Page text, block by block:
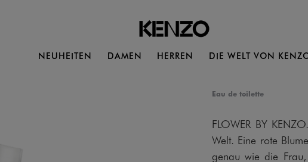
NEUHEITEN DAMEN HERREN DIE WELT VON
Eau de toilette
FLOWER BY
Welt. Eine rote
genau wie die